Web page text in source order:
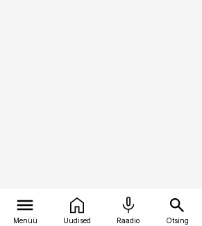
Menüü Uudised Raadio Otsing